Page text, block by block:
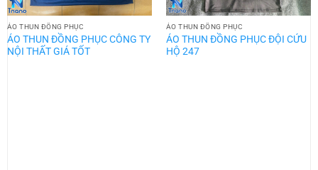
ÁO THUN ĐỒNG PHỤC
ÁO THUN ĐỒNG PHỤC CÔNG TY
NỘI THẤT GIÁ TỐT
ÁO THUN ĐỒNG PHỤC
ÁO THUN ĐỒNG PHỤC ĐỘI CỨU
HỘ 247